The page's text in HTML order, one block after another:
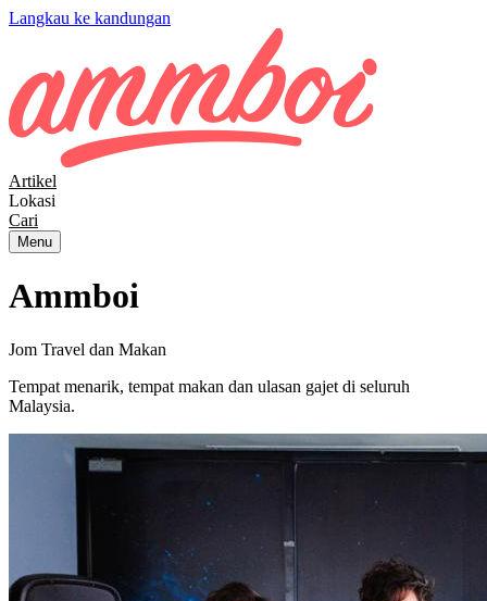
Langkau ke kandungan
Artikel
Lokasi
Cari
Menu
Ammboi
Jom Travel dan Makan
Tempat menarik, tempat makan dan ulasan gajet di seluruh
Malaysia.